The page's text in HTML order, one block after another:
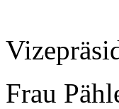
Frau